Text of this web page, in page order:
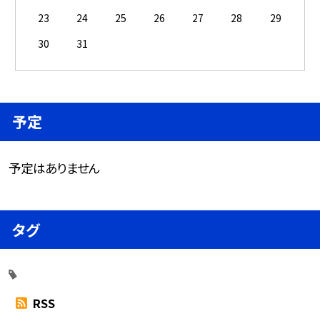
23
24 25 26 27 28
29
30
31
予定
予定はありません
タグ
RSS